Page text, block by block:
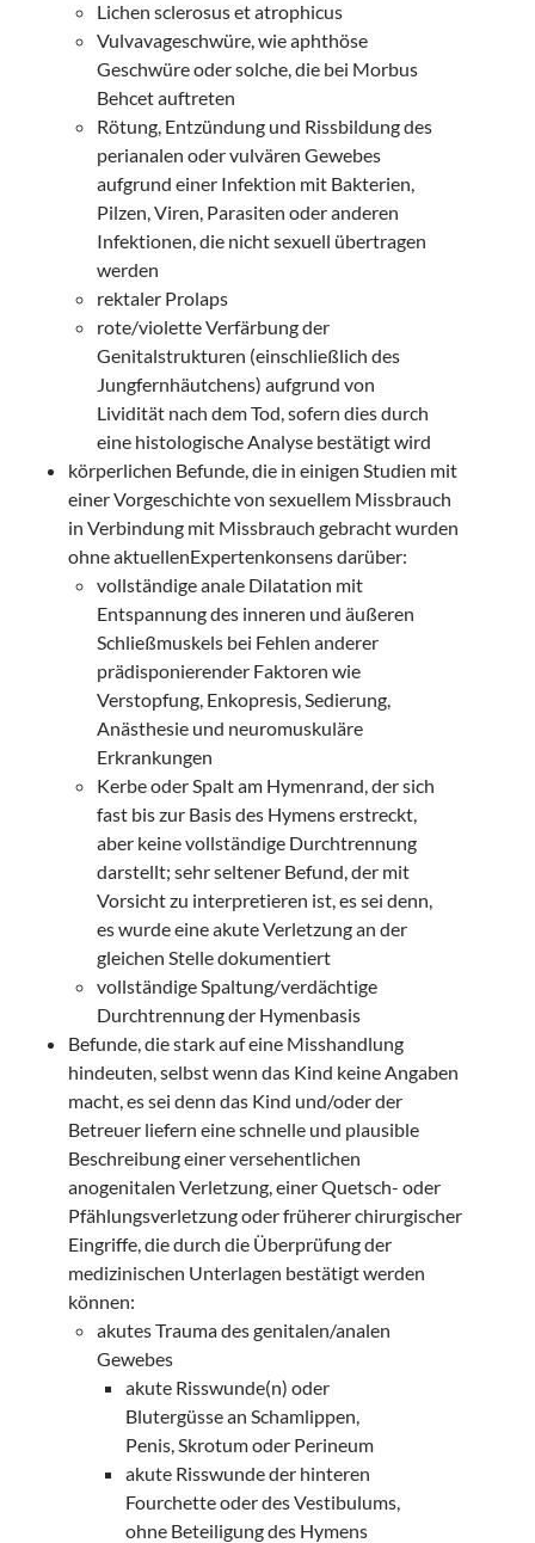
Lichen sclerosus et atrophicus
Vulvavageschwüre, wie aphthöse
Geschwüre oder solche, die bei Morbus
Behcet auftreten
Rötung, Entzündung und Rissbildung des
perianalen oder vulvären Gewebes
aufgrund einer Infektion mit Bakterien,
Pilzen, Viren, Parasiten oder anderen
Infektionen, die nicht sexuell übertragen
werden
rektaler Prolaps
rote/violette Verfärbung der
Genitalstrukturen (einschließlich des
Jungfernhäutchens) aufgrund von
Lividität nach dem Tod, sofern dies durch
eine histologische Analyse bestätigt wird
körperlichen Befunde, die in einigen Studien mit
einer Vorgeschichte von sexuellem Missbrauch
in Verbindung mit Missbrauch gebracht wurden
ohne aktuellenExpertenkonsens darüber:
vollständige anale Dilatation mit
Entspannung des inneren und äußeren
Schließmuskels bei Fehlen anderer
prädisponierender Faktoren wie
Verstopfung, Enkopresis, Sedierung,
Anästhesie und neuromuskuläre
Erkrankungen
Kerbe oder Spalt am Hymenrand, der sich
fast bis zur Basis des Hymens erstreckt,
aber keine vollständige Durchtrennung
darstellt; sehr seltener Befund, der mit
Vorsicht zu interpretieren ist, es sei denn,
es wurde eine akute Verletzung an der
gleichen Stelle dokumentiert
vollständige Spaltung/verdächtige
Durchtrennung der Hymenbasis
Befunde, die stark auf eine Misshandlung
hindeuten, selbst wenn das Kind keine Angaben
macht, es sei denn das Kind und/oder der
Betreuer liefern eine schnelle und plausible
Beschreibung einer versehentlichen
anogenitalen Verletzung, einer Quetsch- oder
Pfählungsverletzung oder früherer chirurgischer
Eingriffe, die durch die Überprüfung der
medizinischen Unterlagen bestätigt werden
können:
akutes Trauma des genitalen/analen
Gewebes
akute Risswunde(n) oder
Blutergüsse an Schamlippen,
Penis, Skrotum oder Perineum
akute Risswunde der hinteren
Fourchette oder des Vestibulums,
ohne Beteiligung des Hymens